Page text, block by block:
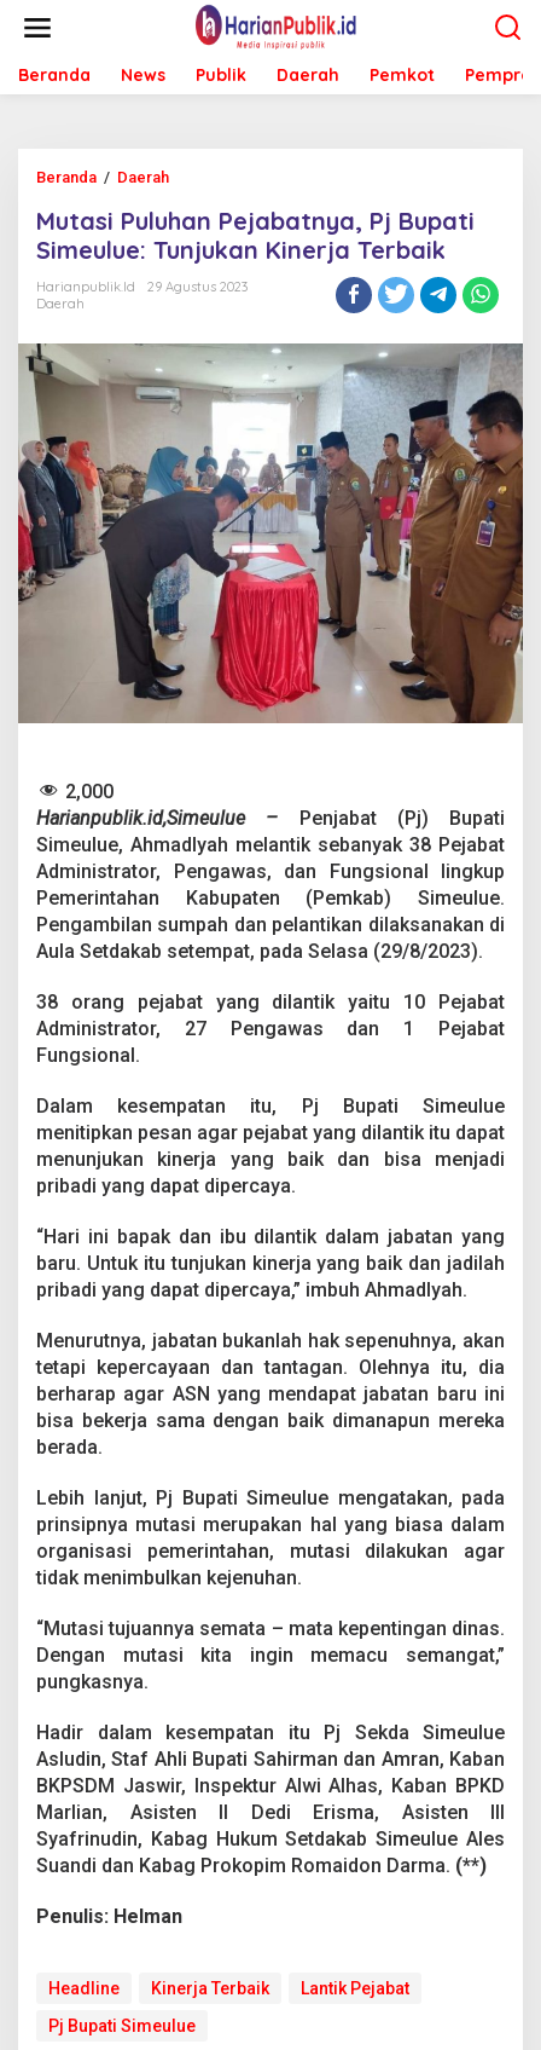
t
Beranda News Publik Daerah Pemkot Pemprov
Beranda / Daerah
t
a
s
i
l
u
h
a
P
e
a
t
y
,
P
j
a
t
i
S
m
u
u
n
j
u
k
a
K
i
n
r
j
a
T
e
i
k
Mutasi Puluhan Pejabatnya, Pj Bupati
Simeulue: Tunjukan Kinerja Terbaik
Harianpublik.id
29 Agustus 2023
Daerah
2,000
Harianpublik.id,Simeulue –
Penjabat (Pj) Bupati
Simeulue, Ahmadlyah melantik sebanyak 38 Pejabat
Administrator, Pengawas, dan Fungsional lingkup
Pemerintahan Kabupaten (Pemkab) Simeulue.
Pengambilan sumpah dan pelantikan dilaksanakan di
Aula Setdakab setempat, pada Selasa (29/8/2023).
38 orang pejabat yang dilantik yaitu 10 Pejabat
Administrator, 27 Pengawas dan 1 Pejabat
Fungsional.
Dalam kesempatan itu, Pj Bupati Simeulue
menitipkan pesan agar pejabat yang dilantik itu dapat
menunjukan kinerja yang baik dan bisa menjadi
pribadi yang dapat dipercaya.
“Hari ini bapak dan ibu dilantik dalam jabatan yang
baru. Untuk itu tunjukan kinerja yang baik dan jadilah
pribadi yang dapat dipercaya,” imbuh Ahmadlyah.
Menurutnya, jabatan bukanlah hak sepenuhnya, akan
tetapi kepercayaan dan tantagan. Olehnya itu, dia
berharap agar ASN yang mendapat jabatan baru ini
bisa bekerja sama dengan baik dimanapun mereka
berada.
Lebih lanjut, Pj Bupati Simeulue mengatakan, pada
prinsipnya mutasi merupakan hal yang biasa dalam
organisasi pemerintahan, mutasi dilakukan agar
tidak menimbulkan kejenuhan.
“Mutasi tujuannya semata – mata kepentingan dinas.
Dengan mutasi kita ingin memacu semangat,”
pungkasnya.
Hadir dalam kesempatan itu Pj Sekda Simeulue
Asludin, Staf Ahli Bupati Sahirman dan Amran, Kaban
BKPSDM Jaswir, Inspektur Alwi Alhas, Kaban BPKD
Marlian, Asisten II Dedi Erisma, Asisten III
Syafrinudin, Kabag Hukum Setdakab Simeulue Ales
Suandi dan Kabag Prokopim Romaidon Darma. (**)
Penulis: Helman
Headline Kinerja Terbaik
Lantik Pejabat
Pj Bupati Simeulue